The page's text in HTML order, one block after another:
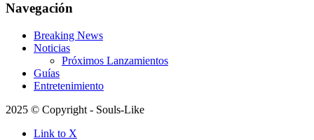
Navegación
Breaking News
Noticias
Próximos Lanzamientos
Guías
Entretenimiento
2025 © Copyright - Souls-Like
Link to X